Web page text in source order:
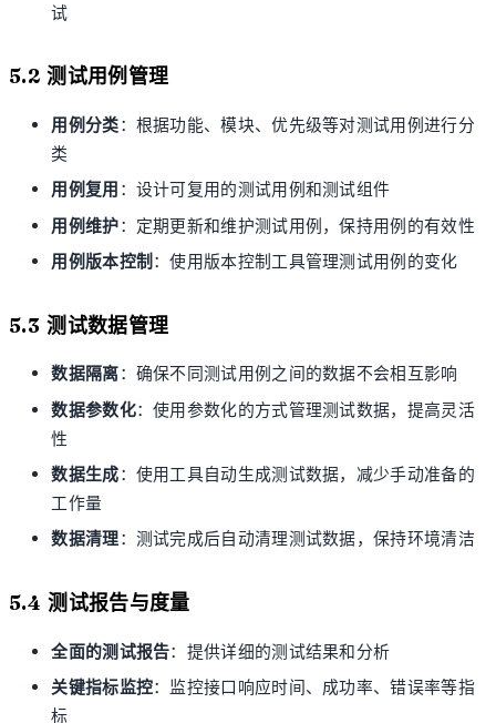
试
5.2 测试用例管理
用例分类：根据功能、模块、优先级等对测试用例进行分
类
用例复用 ：设计可复用的测试用例和测试组件
用例维护：定期更新和维护测试用例，保持用例的有效性
用例版本控制 ：使用版本控制工具管理测试用例的变化
5.3 测试数据管理
数据隔离：确保不同测试用例之间的数据不会相互影响
数据参数化：使用参数化的方式管理测试数据，提高灵活
性
数据生成：使用工具自动生成测试数据，减少手动准备的
工作量
数据清理：测试完成后自动清理测试数据，保持环境清洁
5.4 测试报告与度量
全面的测试报告：提供详细的测试结果和分析
关键指标监控：监控接口响应时间、成功率、错误率等指
标